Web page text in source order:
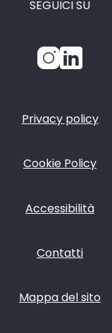
SEGUICI SU
Privacy policy
Cookie Policy
Accessibilità
Contatti
Mappa del sito